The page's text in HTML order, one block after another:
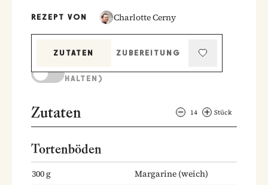
REZEPT VON Charlotte Cerny
ZUTATEN
ZUBEREITUNG
HALTEN)
Zutaten 14 Stück
Tortenböden
300g Margarine (weich)